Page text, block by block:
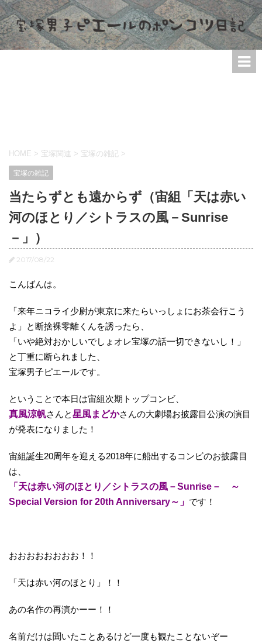
HOME > 宝塚関連 > 宝塚の雑記 >
宝塚の雑記
当たらずとも遠からず（宙組「天は赤い
河のほとり／シトラスの風－Sunrise
－」）
2017/08/22
こんばんは。
「来年ニコライ少尉が東京に来たらいっしょにお茶会行こう
よ」と断捨裸零離くんを誘ったら、
「いや絶対おかしいでしょオレ宝塚の話一切できないし！」
と丁重に断られました、
宝塚男子ピエールです。
ということで本日は宙組次期トップコンビ、
真風涼帆さんと星風まどかさんの大劇場お披露目公演の演目
が発表になりました！
宙組誕生20周年を迎える2018年に船出するコンビのお披露目
は、
「天は赤い河のほとり／シトラスの風－Sunrise－ ～
Special Version for 20th Anniversary～」 です！
おおおおおおおお！！
「天は赤い河のほとり」！！
あの名作の再演かーー！！
名前だけは聞いたことあるけど一度も観たことないぞー